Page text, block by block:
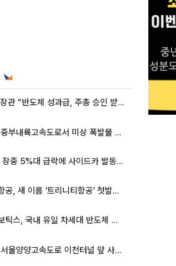
김정관 장관 “반도체 성과급, 주총 승인 받도록”…상법·자본시장법 개정 시사
중부내륙고속도로서 미상 폭발물 발견
코스피, 장중 5%대 급락에 사이드카 발동…삼성·SK 동반 폭락
티웨이항공, 새 이름 '트리니티항공' 첫발…SSC 전략 본격화
라온로보틱스, 국내 유일 차세대 반도체 공정 로봇 개발 ‘고객사 테스트 진행’
서울양양고속도로 이천터널 앞 사고 발생